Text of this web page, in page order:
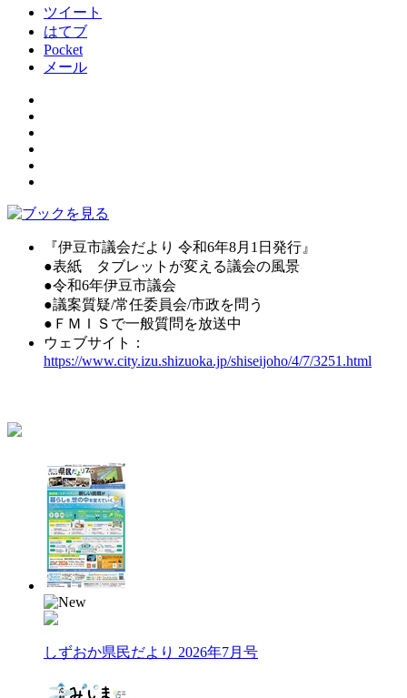
ツイート
はてブ
Pocket
メール
『伊豆市議会だより 令和6年8月1日発行』
●表紙 タブレットが変える議会の風景
●令和6年伊豆市議会
●議案質疑/常任委員会/市政を問う
●ＦＭＩＳで一般質問を放送中
ウェブサイト：
https://www.city.izu.shizuoka.jp/shiseijoho/4/7/3251.html
しずおか県民だより 2026年7月号